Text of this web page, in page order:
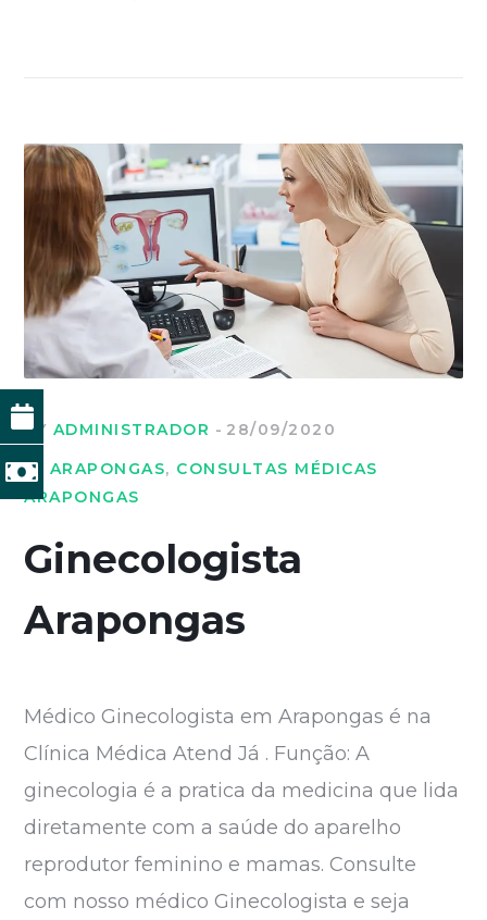
BY ADMINISTRADOR
28/09/2020
IN ARAPONGAS, CONSULTAS MÉDICAS
ARAPONGAS
Ginecologista
Arapongas
Médico Ginecologista em Arapongas é na
Clínica Médica Atend Já . Função: A
ginecologia é a pratica da medicina que lida
diretamente com a saúde do aparelho
reprodutor feminino e mamas. Consulte
com nosso médico Ginecologista e seja